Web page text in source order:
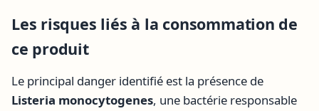
Les risques liés à la consommation de
ce produit
Le principal danger identifié est la présence de
Listeria monocytogenes, une bactérie responsable